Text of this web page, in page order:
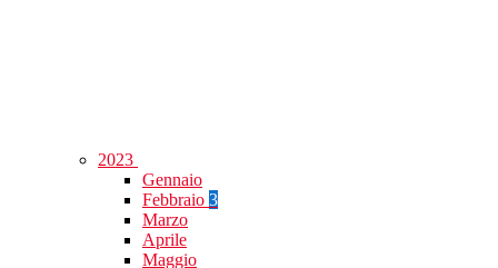
2023
Gennaio
Febbraio 3
Marzo
Aprile
Maggio